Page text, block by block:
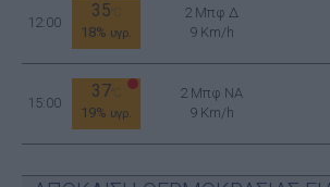
12:00
35
18% υγρ.
2 Μπφ Δ
9 Km/h
15:00
37
19% υγρ.
2 Μπφ NA
9 Km/h